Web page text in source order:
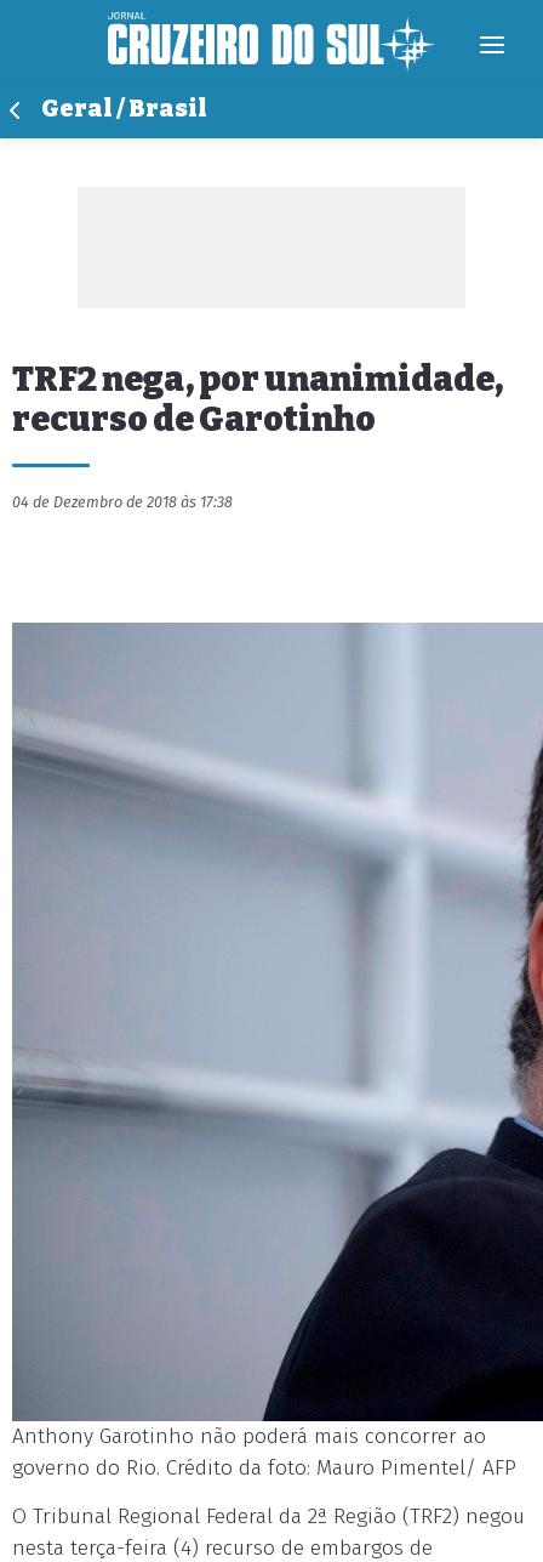
Geral / Brasil
TRF2 nega, por unanimidade,
recurso de Garotinho
04 de Dezembro de 2018 às 17:38
Anthony Garotinho não poderá mais concorrer ao
governo do Rio. Crédito da foto: Mauro Pimentel/ AFP
O Tribunal Regional Federal da 2ª Região (TRF2) negou
nesta terça-feira (4) recurso de embargos de